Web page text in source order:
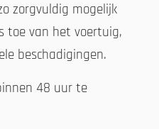
zorgvuldig mogelijk
toe van het voertuig,
beschadigingen.
48 uur te